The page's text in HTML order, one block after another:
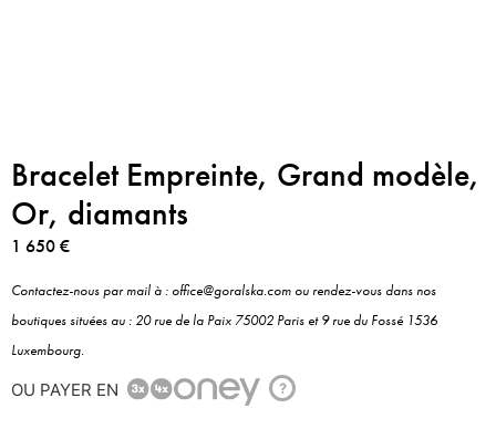
Bracelet Empreinte, Grand modèle,
Or, diamants
1 650€
Contactez-nous par mail à : office@goralska.com ou rendez-vous dans nos
boutiques situées au : 20 rue de la Paix 75002 Paris et 9 rue du Fossé 1536
Luxembourg.
OU PAYER EN ?